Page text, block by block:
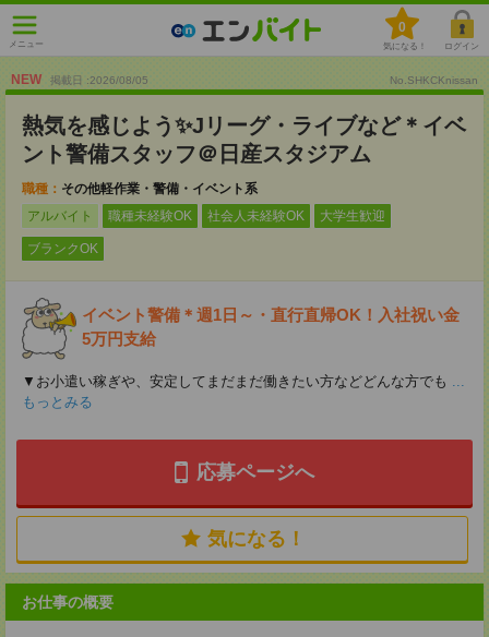
メニュー
0
気になる！ ログイン
NEW 掲載日 :2026/08/05 No.SHKCKnissan
熱気を感じよう✨Jリーグ・ライブなど＊イベ
ント警備スタッフ＠日産スタジアム
職種： その他軽作業・警備・イベント系
アルバイト
職種未経験OK 社会人未経験OK 大学生歓迎
ブランクOK
イベント警備＊週1日～・直行直帰OK！入社祝い金
5万円支給
▼お小遣い稼ぎや、安定してまだまだ働きたい方などどんな方でも ...
もっとみる
応募ページへ
気になる！
お仕事の概要